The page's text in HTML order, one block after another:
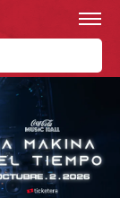
follow as